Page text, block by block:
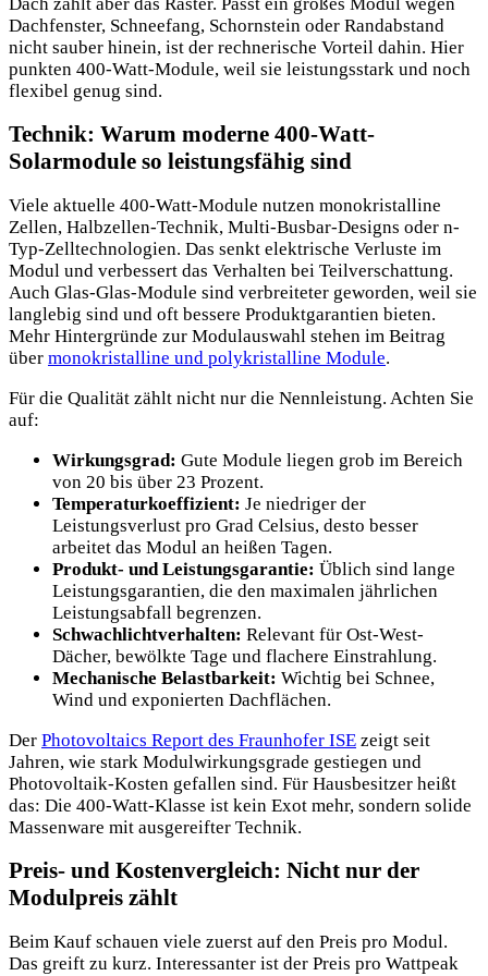
Dachfenster, Schneefang, Schornstein oder Randabstand
nicht sauber hinein, ist der rechnerische Vorteil dahin. Hier
punkten 400-Watt-Module, weil sie leistungsstark und noch
flexibel genug sind.
Technik: Warum moderne 400-Watt-
Solarmodule so leistungsfähig sind
Viele aktuelle 400-Watt-Module nutzen monokristalline
Zellen, Halbzellen-Technik, Multi-Busbar-Designs oder n-
Typ-Zelltechnologien. Das senkt elektrische Verluste im
Modul und verbessert das Verhalten bei Teilverschattung.
Auch Glas-Glas-Module sind verbreiteter geworden, weil sie
langlebig sind und oft bessere Produktgarantien bieten.
Mehr Hintergründe zur Modulauswahl stehen im Beitrag
über monokristalline und polykristalline Module.
Für die Qualität zählt nicht nur die Nennleistung. Achten Sie
auf:
Wirkungsgrad: Gute Module liegen grob im Bereich
von 20 bis über 23 Prozent.
Temperaturkoeffizient: Je niedriger der
Leistungsverlust pro Grad Celsius, desto besser
arbeitet das Modul an heißen Tagen.
Produkt- und Leistungsgarantie: Üblich sind lange
Leistungsgarantien, die den maximalen jährlichen
Leistungsabfall begrenzen.
Schwachlichtverhalten: Relevant für Ost-West-
Dächer, bewölkte Tage und flachere Einstrahlung.
Mechanische Belastbarkeit: Wichtig bei Schnee,
Wind und exponierten Dachflächen.
Der Photovoltaics Report des Fraunhofer ISE zeigt seit
Jahren, wie stark Modulwirkungsgrade gestiegen und
Photovoltaik-Kosten gefallen sind. Für Hausbesitzer heißt
das: Die 400-Watt-Klasse ist kein Exot mehr, sondern solide
Massenware mit ausgereifter Technik.
Preis- und Kostenvergleich: Nicht nur der
Modulpreis zählt
Beim Kauf schauen viele zuerst auf den Preis pro Modul.
Das greift zu kurz. Interessanter ist der Preis pro Wattpeak